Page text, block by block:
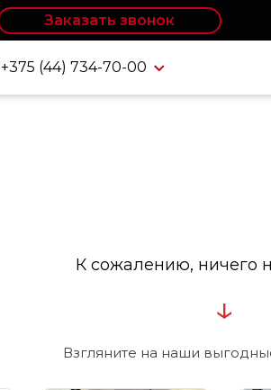
Заказать звонок
+375 (44) 734-70-00
К сожалению, ничего
↓
Взгляните на наши